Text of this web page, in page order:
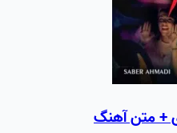
+ متن آهنگ